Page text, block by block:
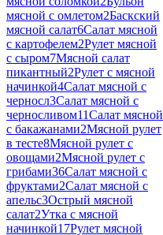
мясной с омлетом2Баскский
мясной салат6Салат мясной
с картофелем2Рулет мясной
с сыром7Мясной салат
пикантный2Рулет с мясной
начинкой4Салат мясной с
черносл3Салат мясной с
черносливом11Салат мясной
с бакажанами2Мясной рулет
в тесте8Мясной рулет с
овощами2Мясной рулет с
грибами36Салат мясной с
фруктами2Салат мясной с
апельс3Острый мясной
салат2Утка с мясной
начинкой17Рулет мясной